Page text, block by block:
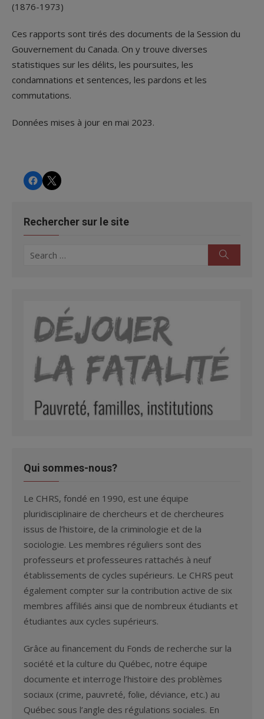
(1876-1973)
Ces rapports sont tirés des documents de la Session du
Gouvernement du Canada. On y trouve diverses
statistiques sur les délits, les poursuites, les
condamnations et sentences, les pardons et les
commutations.
Données mises à jour en mai 2023.
CHRSCHRS
Rechercher sur le site
Search
Qui sommes-nous?
Le CHRS, fondé en 1990, est une équipe
pluridisciplinaire de chercheurs et de chercheures
issus de l’histoire, de la criminologie et de la
sociologie. Les membres réguliers sont des
professeurs et professeures rattachés à neuf
établissements de cycles supérieurs. Le CHRS peut
également compter sur la contribution active de six
membres affiliés ainsi que de nombreux étudiants et
étudiantes aux cycles supérieurs.
Grâce au financement du Fonds de recherche sur la
société et la culture du Québec, notre équipe
documente et interroge l’histoire des problèmes
sociaux (crime, pauvreté, folie, déviance, etc.) au
Québec sous l’angle des régulations sociales. En